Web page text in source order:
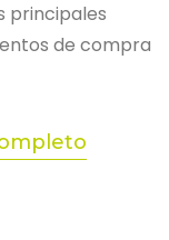
principales
de compra